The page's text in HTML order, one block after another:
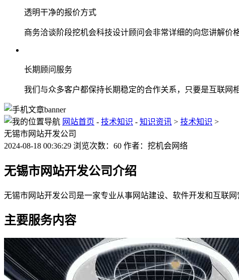
透明干净的报价方式
商务洽谈阶段挖机会科技设计顾问会非常详细的向您讲解
长期顾问服务
我们与众多客户都保持长期稳定的合作关系，只要是互联
网站首页 - 技术知识 - 知识资讯 > 技术知识 >
无锡市网站开发公司
2024-08-18 00:36:29 浏览次数：60 作者：挖机会网络
无锡市网站开发公司介绍
无锡市网站开发公司是一家专业从事网站建设、软件开发和互联
主要服务内容